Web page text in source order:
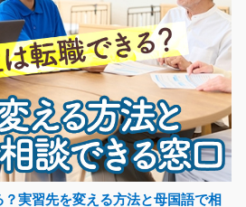
円
気になる
の製造補助と機械OP/g05_004
場で機械OPをお願いします♪製品
実習先を変える方法と母国語で相